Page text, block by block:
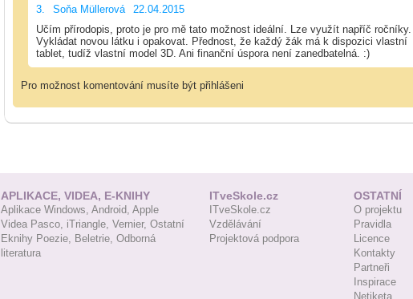
3. Soňa Müllerová
22.04.2015
Učím přírodopis, proto je pro mě tato možnost ideální. Lze využít napříč ročníky.
Vykládat novou látku i opakovat. Přednost, že každý žák má k dispozici vlastní
tablet, tudíž vlastní model 3D. Ani finanční úspora není zanedbatelná. :)
Pro možnost komentování musíte být přihlášeni
APLIKACE, VIDEA, E-KNIHY
Aplikace Windows, Android, Apple
Videa Pasco, iTriangle, Vernier, Ostatní
Eknihy Poezie, Beletrie, Odborná
literatura
ITveSkole.cz
ITveSkole.cz
Vzdělávání
Projektová podpora
OSTATNÍ
O projektu
Pravidla
Licence
Kontakty
Partneři
Inspirace
Netiketa